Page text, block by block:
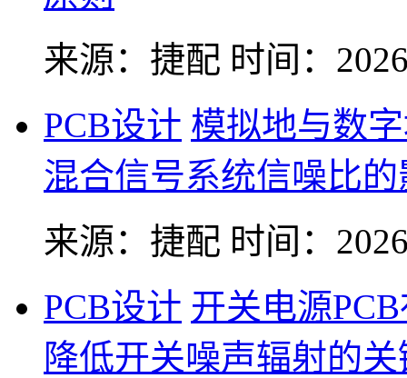
来源：捷配 时间：
PCB设计 模拟地与数
混合信号系统信噪比的
来源：捷配 时间：
PCB设计 开关电源
降低开关噪声辐射的